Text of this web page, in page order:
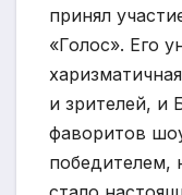
принял
«Голос». Его
и зрителей, и
фаворитов
победителем,